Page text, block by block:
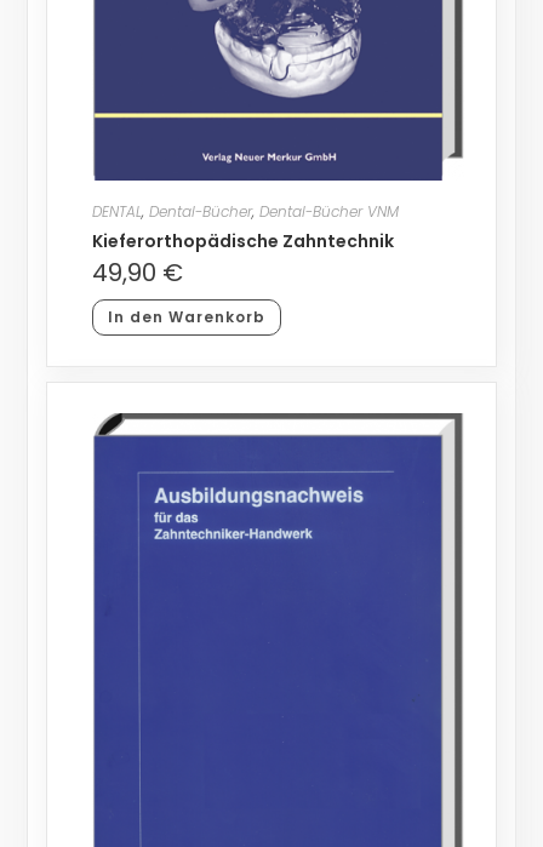
DENTAL, Dental-Bücher, Dental-Bücher VNM
Kieferorthopädische Zahntechnik
49,90 €
In den Warenkorb